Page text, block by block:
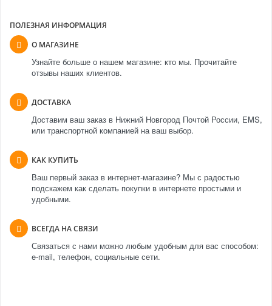
ПОЛЕЗНАЯ ИНФОРМАЦИЯ
О МАГАЗИНЕ
Узнайте больше о нашем магазине: кто мы. Прочитайте
отзывы наших клиентов.
ДОСТАВКА
Доставим ваш заказ в Нижний Новгород Почтой России, EMS,
или транспортной компанией на ваш выбор.
КАК КУПИТЬ
Ваш первый заказ в интернет-магазине? Мы с радостью
подскажем как сделать покупки в интернете простыми и
удобными.
ВСЕГДА НА СВЯЗИ
Связаться с нами можно любым удобным для вас способом:
e-mail, телефон, социальные сети.